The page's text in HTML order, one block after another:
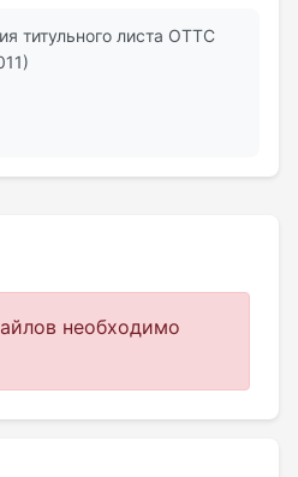
титульного листа ОТТС
необходимо